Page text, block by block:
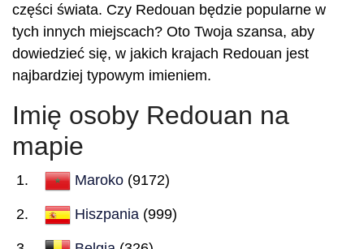
części świata. Czy Redouan będzie popularne w
tych innych miejscach? Oto Twoja szansa, aby
dowiedzieć się, w jakich krajach Redouan jest
najbardziej typowym imieniem.
Imię osoby Redouan na
mapie
Maroko (9172)
Hiszpania (999)